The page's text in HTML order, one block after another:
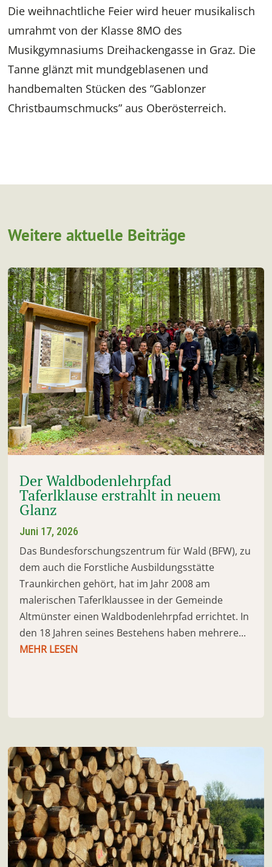
Die weihnachtliche Feier wird heuer musikalisch
umrahmt von der Klasse 8MO des
Musikgymnasiums Dreihackengasse in Graz. Die
Tanne glänzt mit mundgeblasenen und
handbemalten Stücken des “Gablonzer
Christbaumschmucks” aus Oberösterreich.
Weitere aktuelle Beiträge
Der Waldbodenlehrpfad
Taferlklause erstrahlt in neuem
Glanz
Juni 17, 2026
Das Bundesforschungszentrum für Wald (BFW), zu
dem auch die Forstliche Ausbildungsstätte
Traunkirchen gehört, hat im Jahr 2008 am
malerischen Taferlklaussee in der Gemeinde
Altmünster einen Waldbodenlehrpfad errichtet. In
den 18 Jahren seines Bestehens haben mehrere...
MEHR LESEN